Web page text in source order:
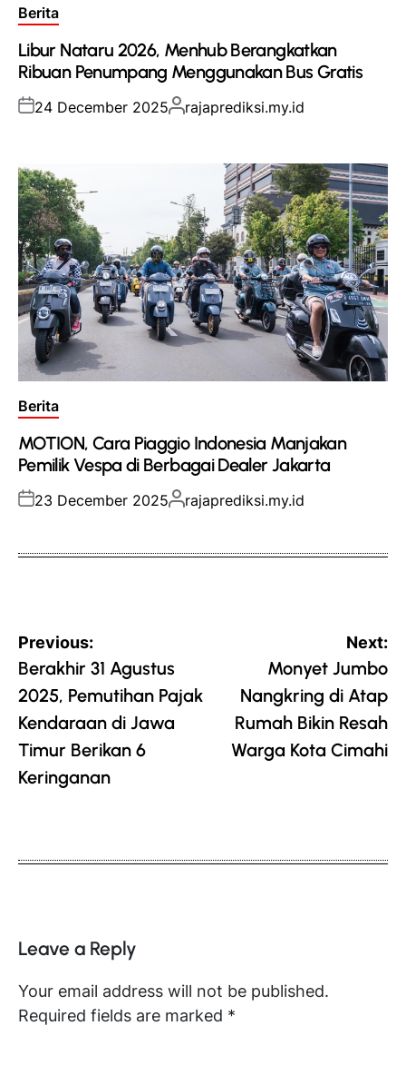
Posted
Berita
Libur Nataru 2026, Menhub Berangkatkan
Ribuan Penumpang Menggunakan Bus Gratis
Posted
24 December 2025Posted
rajaprediksi.my.id
Posted
Berita
MOTION, Cara Piaggio Indonesia Manjakan
Pemilik Vespa di Berbagai Dealer Jakarta
Posted
23 December 2025Posted
rajaprediksi.my.id
Post
navigation
Previous:
Berakhir 31 Agustus
2025, Pemutihan Pajak
Kendaraan di Jawa
Timur Berikan 6
Keringanan
Next:
Monyet Jumbo
Nangkring di Atap
Rumah Bikin Resah
Warga Kota Cimahi
Leave a Reply
Your email address will not be published.
Required fields are marked *